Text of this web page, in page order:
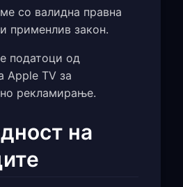
со валидна правна
применлив закон.
податоци од
Apple TV за
рекламирање.
на